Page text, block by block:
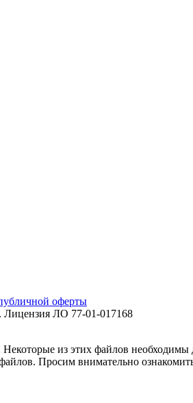
оферты
Лицензия ЛО 77-01-017168
из этих файлов необходимы
Просим внимательно